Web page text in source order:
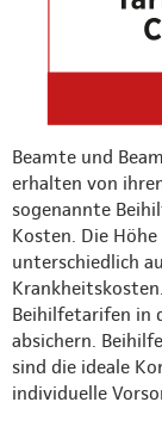
Beamte und
erhalten von
sogenannte
Kosten. Die
unterschiedlich
Beihilfetarifen in
absichern.
sind die ideale
individuelle